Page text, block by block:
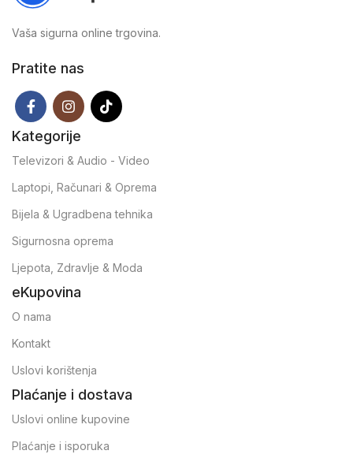
Vaša sigurna online trgovina.
Pratite nas
Kategorije
Televizori & Audio - Video
Laptopi, Računari & Oprema
Bijela & Ugradbena tehnika
Sigurnosna oprema
Ljepota, Zdravlje & Moda
eKupovina
O nama
Kontakt
Uslovi korištenja
Plaćanje i dostava
Uslovi online kupovine
Plaćanje i isporuka